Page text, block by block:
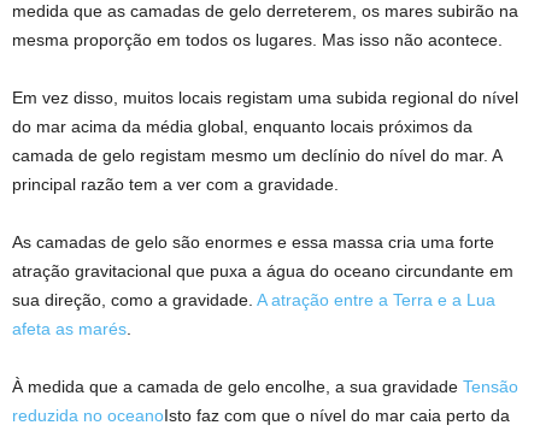
medida que as camadas de gelo derreterem, os mares subirão na
mesma proporção em todos os lugares. Mas isso não acontece.
Em vez disso, muitos locais registam uma subida regional do nível
do mar acima da média global, enquanto locais próximos da
camada de gelo registam mesmo um declínio do nível do mar. A
principal razão tem a ver com a gravidade.
As camadas de gelo são enormes e essa massa cria uma forte
atração gravitacional que puxa a água do oceano circundante em
sua direção, como a gravidade. A atração entre a Terra e a Lua
afeta as marés
À medida que a camada de gelo encolhe, a sua gravidade Tensão
reduzida no oceanoIsto faz com que o nível do mar caia perto da